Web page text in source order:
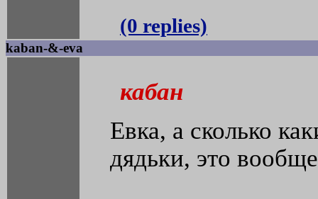
(0 replies)
kaban-&-eva
кабан
Евка, а сколько
дядьки, это